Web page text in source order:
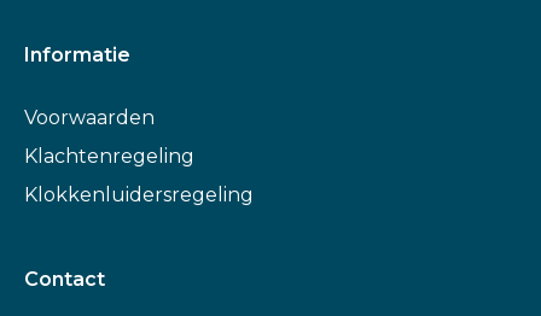
Informatie
Voorwaarden
Klachtenregeling
Klokkenluidersregeling
Contact